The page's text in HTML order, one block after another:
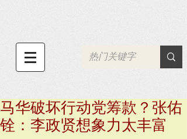
马华破坏行动党筹款？张佑
铨：李政贤想象力太丰富